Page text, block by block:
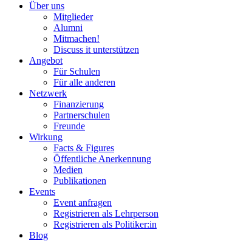
Über uns
Mitglieder
Alumni
Mitmachen!
Discuss it unterstützen
Angebot
Für Schulen
Für alle anderen
Netzwerk
Finanzierung
Partnerschulen
Freunde
Wirkung
Facts & Figures
Öffentliche Anerkennung
Medien
Publikationen
Events
Event anfragen
Registrieren als Lehrperson
Registrieren als Politiker:in
Blog